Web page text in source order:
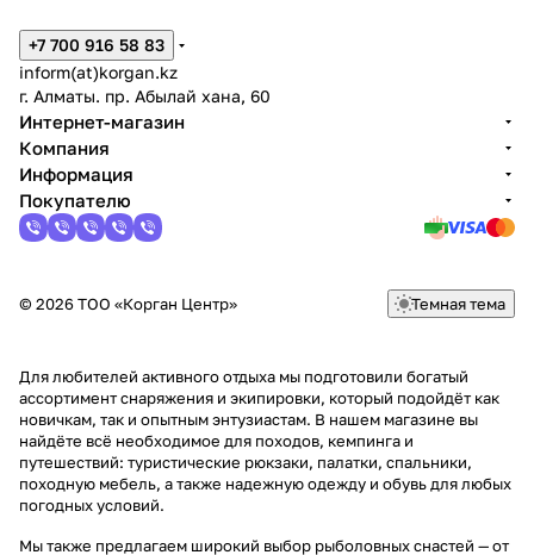
+7 700 916 58 83
inform(at)korgan.kz
г. Алматы. пр. Абылай хана, 60
Интернет-магазин
Компания
Информация
Покупателю
© 2026 ТОО «Корган Центр» Темная тема
Для любителей активного отдыха мы подготовили богатый
ассортимент снаряжения и экипировки, который подойдёт как
новичкам, так и опытным энтузиастам. В нашем магазине вы
найдёте всё необходимое для походов, кемпинга и
путешествий: туристические рюкзаки, палатки, спальники,
походную мебель, а также надежную одежду и обувь для любых
погодных условий.
Мы также предлагаем широкий выбор рыболовных снастей — от